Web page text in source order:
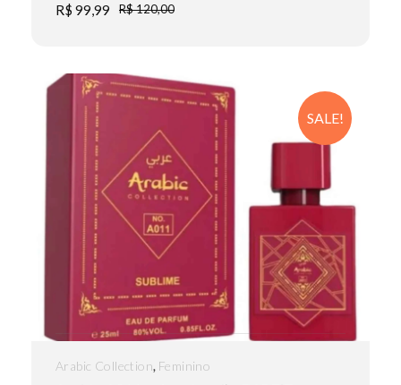
R$ 99,99 R$120,00
SALE!
Arabic Collection Feminino